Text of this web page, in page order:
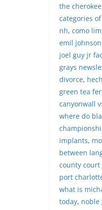
the cherokee
categories
nh, como
emil
joel guy jr
grays
divorce,
green tea
canyonwall
where do
implants,
between
county
port
what is
today, noble